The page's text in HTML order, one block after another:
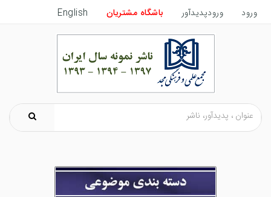
ورود ورودپدیدآور باشگاه مشتریان English